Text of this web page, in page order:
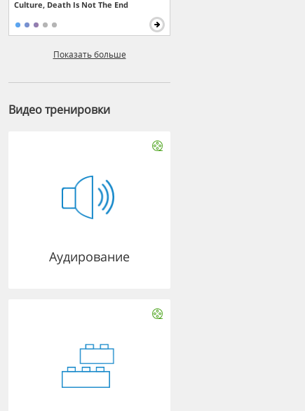
Culture, Death Is Not The End
Показать больше
Видео тренировки
Аудирование